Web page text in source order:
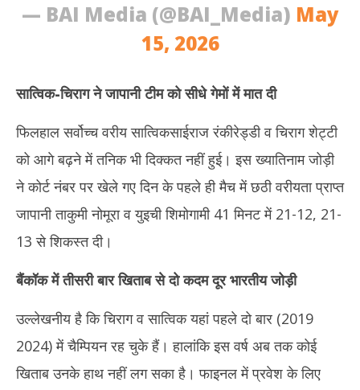
— BAI Media (@BAI_Media) May
15, 2026
सात्विक-चिराग ने जापानी टीम को सीधे गेमों में मात दी
फिलहाल सर्वोच्च वरीय सात्विकसाईराज रंकीरेड्डी व चिराग शेट्टी
को आगे बढ़ने में तनिक भी दिक्कत नहीं हुई। इस ख्यातिनाम जोड़ी
ने कोर्ट नंबर पर खेले गए दिन के पहले ही मैच में छठी वरीयता प्राप्त
जापानी ताकुमी नोमूरा व युइची शिमोगामी 41 मिनट में 21-12, 21-
13 से शिकस्त दी।
बैंकॉक में तीसरी बार खिताब से दो कदम दूर भारतीय जोड़ी
उल्लेखनीय है कि चिराग व सात्विक यहां पहले दो बार (2019
2024) में चैम्पियन रह चुके हैं। हालांकि इस वर्ष अब तक कोई
खिताब उनके हाथ नहीं लग सका है। फाइनल में प्रवेश के लिए